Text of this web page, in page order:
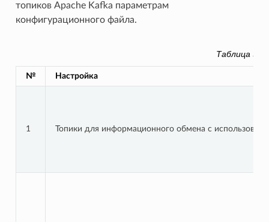
топиков Apache Kafka параметрам
конфигурационного файла.
Таблица 3.2
№ Настройка
1 Топики для информационного обмена с